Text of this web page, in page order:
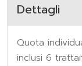
Dettagli
Quota
inclusi 6